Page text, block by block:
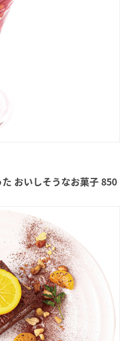
おいしそうなお菓子 850